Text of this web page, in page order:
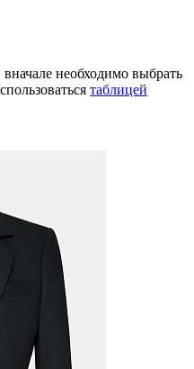
необходимо выбрать
таблицей